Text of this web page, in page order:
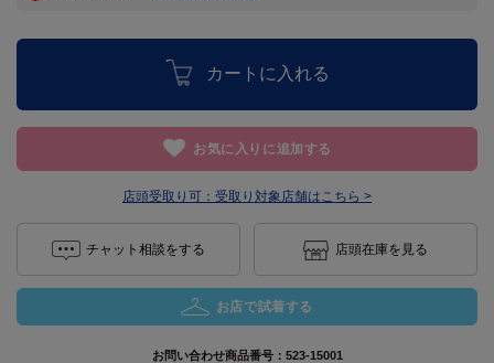
カートに入れる
お気に入りに追加する
店頭受取り可： 受取り対象店舗はこちら >
チャット相談をする 店頭在庫を見る
お店で試着する
お問い合わせ商品番号： 523-15001